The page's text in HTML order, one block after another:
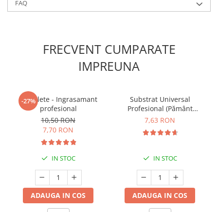
FAQ
FRECVENT CUMPARATE
IMPREUNA
-27%
5 Tablete - Ingrasamant
profesional
10,50 RON
7,70 RON
IN STOC
ADAUGA IN COS
Substrat Universal
Profesional (Pământ
Premium) - 5 L
7,63 RON
IN STOC
ADAUGA IN COS